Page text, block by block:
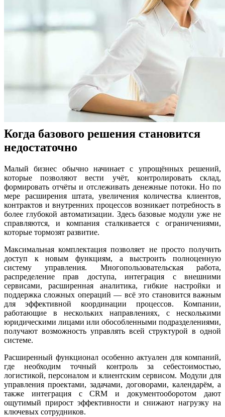
Когда базового решения становится
недостаточно
Малый бизнес обычно начинает с упрощённых решений,
которые позволяют вести учёт, контролировать склад,
формировать отчёты и отслеживать денежные потоки. Но по
мере расширения штата, увеличения количества клиентов,
контрактов и внутренних процессов возникает потребность в
более глубокой автоматизации. Здесь базовые модули уже не
справляются, и компания сталкивается с ограничениями,
которые тормозят развитие.
Максимальная комплектация позволяет не просто получить
доступ к новым функциям, а выстроить полноценную
систему управления. Многопользовательская работа,
распределение прав доступа, интеграция с внешними
сервисами, расширенная аналитика, гибкие настройки и
поддержка сложных операций — всё это становится важным
для эффективной координации процессов. Компании,
работающие в нескольких направлениях, с несколькими
юридическими лицами или обособленными подразделениями,
получают возможность управлять всей структурой в одной
системе.
Расширенный функционал особенно актуален для компаний,
где необходим точный контроль за себестоимостью,
логистикой, персоналом и клиентским сервисом. Модули для
управления проектами, задачами, договорами, календарём, а
также интеграция с CRM и документооборотом дают
ощутимый прирост эффективности и снижают нагрузку на
ключевых сотрудников.